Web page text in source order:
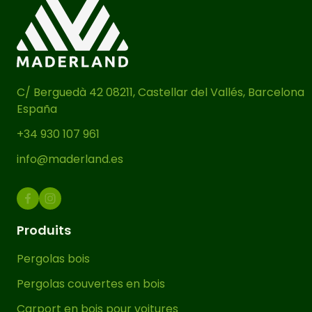
l’épaisseur est importante), plus la
résistance est élevée.
est disponible enplusieurs
dimensions
caractéristiques de votre jardin. La
quantité de poteaux (P), de poutres
(P) et de traverses (T) peut varier en
fonction des dimensions choisies,
comme cela peut être observé sur
l’image à droite et/ou sur les images
Le bois utilisé se distingue par sa
C/ Berguedà 42 08211, Castellar del Vallés, Barcelona
España
+34 930 107 961
info@maderland.es
Produits
Pergolas bois
Pergolas couvertes en bois